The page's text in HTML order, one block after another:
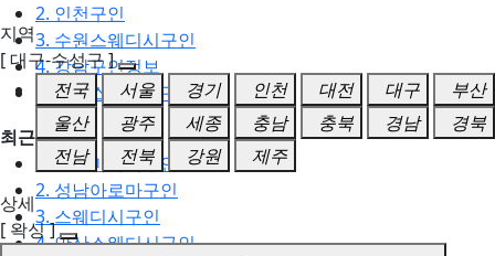
2. 인천구인
3. 수원스웨디시구인
4. 강남구인정보
5. 동탄스웨디시구인
최근검색어
1. 일산마사지구인
2. 성남아로마구인
3. 스웨디시구인
4. 안산스웨디시구인
지역
[ 대구-수성구 ]
전국
서울 경기 인천 대전 대구
부산
울산
광주 세종 충남 충북 경남
경북
전남
전북 강원
제주
상세
[ 왁싱 ]